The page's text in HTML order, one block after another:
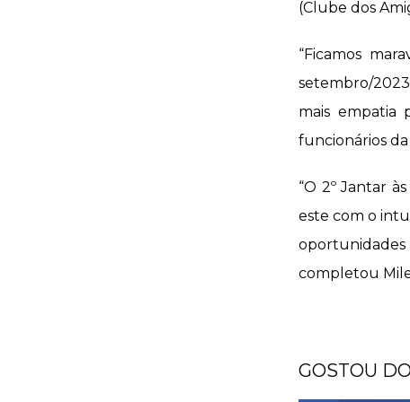
(Clube dos
“Ficamos
setembro/
mais empatia
funcionários
“O 2º Jantar
este com o
completou
GOSTOU